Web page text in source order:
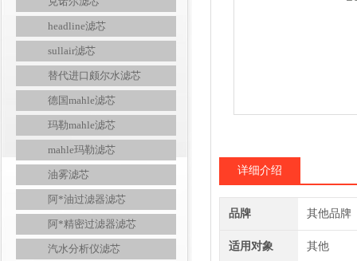
headline滤芯
sullair滤芯
替代进口颇尔水滤芯
德国mahle滤芯
玛勒mahle滤芯
mahle玛勒滤芯
油雾滤芯
阿*油过滤器滤芯
阿*精密过滤器滤芯
汽水分析仪滤芯
详细介绍
品牌 其他品牌
适用对象 其他